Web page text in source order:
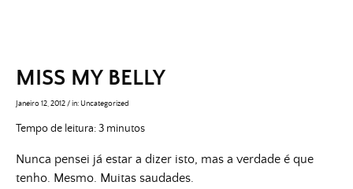
MISS MY BELLY
Janeiro 12, 2012/in: Uncategorized
Tempo de leitura:3 minutos
Nunca pensei já estar a dizer isto, mas a verdade é que
tenho. Mesmo. Muitas saudades.